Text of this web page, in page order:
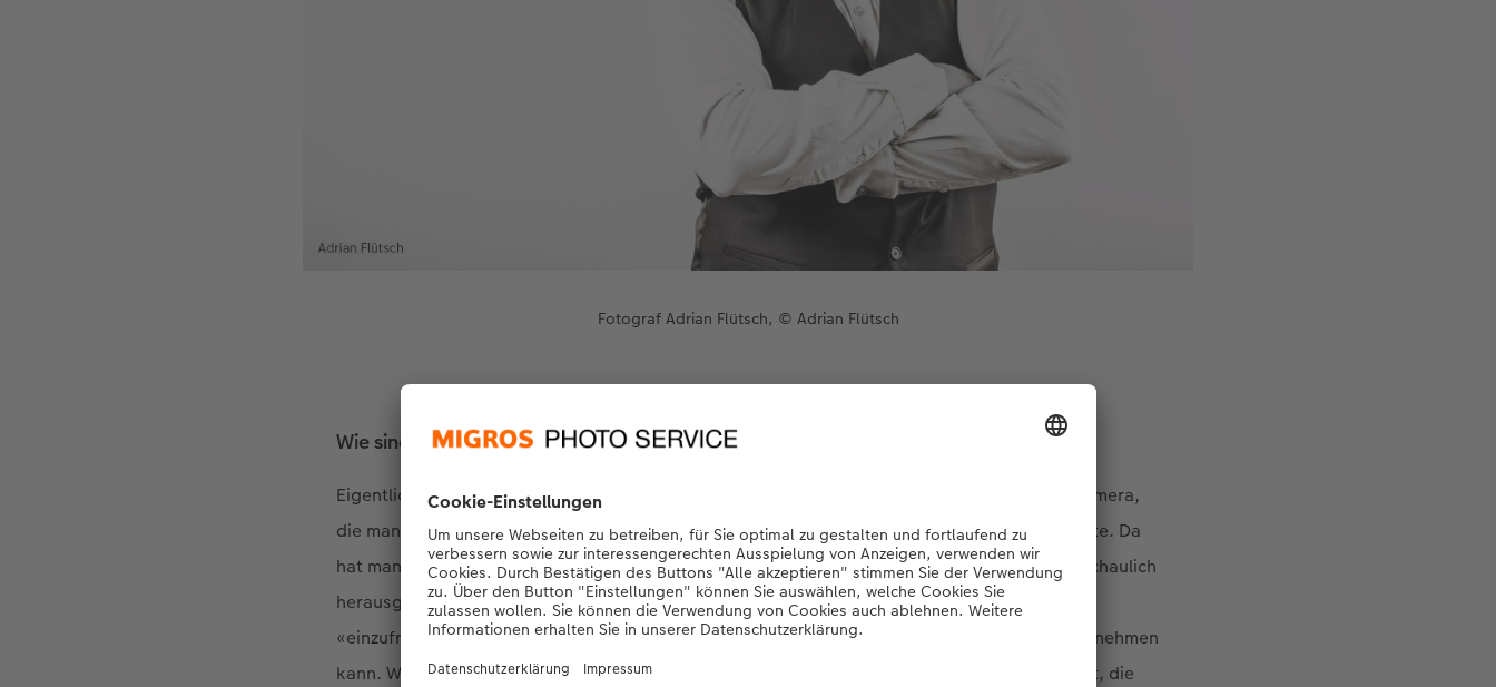
Fotograf Adrian Flütsch, © Adrian Flütsch
Wie sind Sie zur Fotografie gekommen?
Eigentlich über das Snowboarden. Die Anfänge waren mit einer ganz einfachen, analogen Kamera,
die man am Kiosk kaufen konnte. Man musste sie aufziehen, wenn man ein Foto machen wollte. Da
hat man dann einen 24er Film mitgenommen und war überglücklich, wenn ein Foto dabei anschaulich
herausgekommen ist. Es hat mich einfach fasziniert, vor allem die Möglichkeit, Momente
«einzufrieren». Momente, die das menschliche Auge gar nicht in ihrer ganzen Schönheit wahrnehmen
kann. Wenn zum Beispiel der Schnee spritzt und man diese einzelnen Schneebrocken einfängt, die